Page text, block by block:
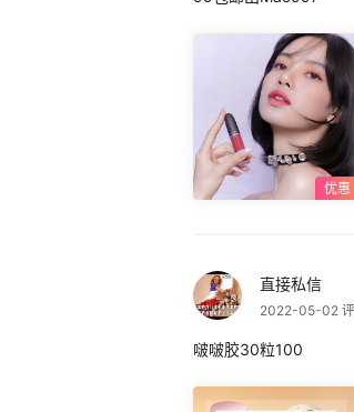
直接私信
2022-05-02
啵啵胶30粒100